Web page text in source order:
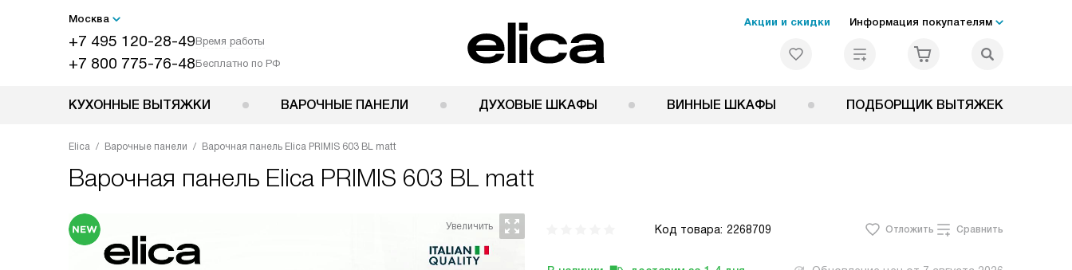
Москва
+7 495 120-28-49Время работы
+7 800 775-76-48Бесплатно по РФ
Акции и скидки Информация покупателям
КУХОННЫЕ ВЫТЯЖКИ ВАРОЧНЫЕ ПАНЕЛИ ДУХОВЫЕ ШКАФЫ ВИННЫЕ ШКАФЫ ПОДБОРЩИК ВЫТЯЖЕК
Elica Варочные панели Варочная панель Elica PRIMIS 603 BL matt
Варочная панель Elica PRIMIS 603 BL matt
Код товара: 2268709 Отложить Сравнить